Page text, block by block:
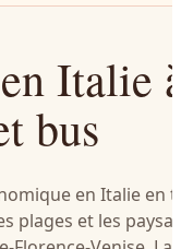
Italie
bus
en Italie en
plages et les